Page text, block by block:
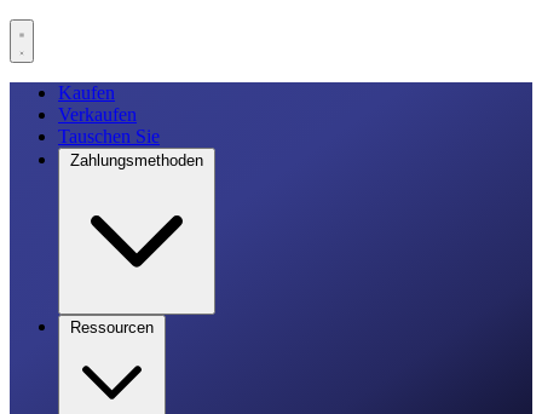
Kaufen
Verkaufen
Tauschen Sie
Zahlungsmethoden
Ressourcen